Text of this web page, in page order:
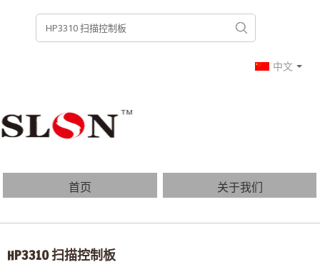
中文
首页 关于我们
产品列表 博客
常见问题
HP3310 扫描控制板